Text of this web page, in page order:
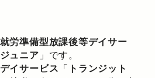
就労準備型放課後等デイサー
ュニア 」です。
イサービス 「 トランジット